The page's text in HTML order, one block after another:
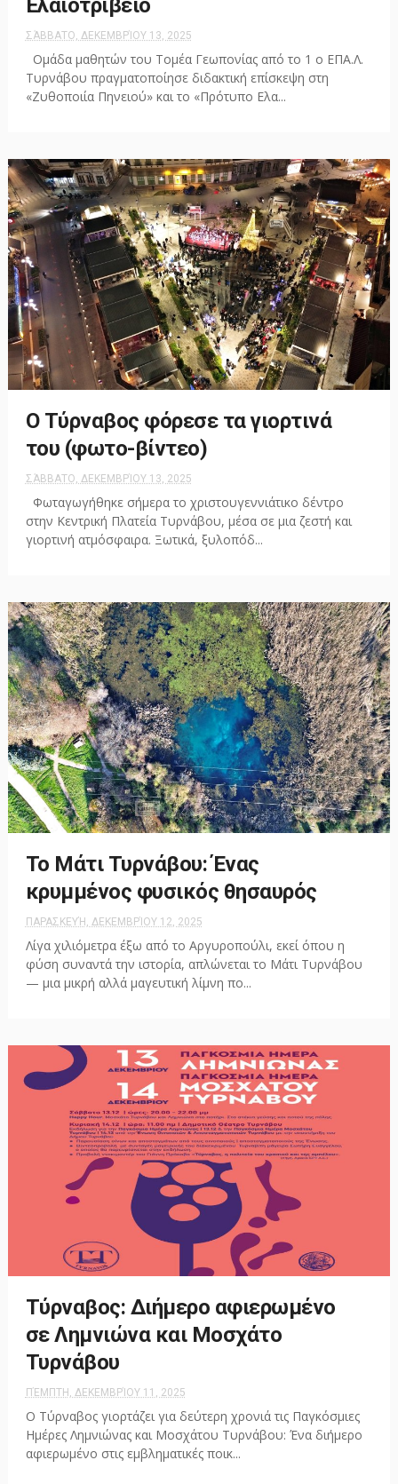
Ελαιοτριβείο
ΣΆΒΒΑΤΟ, ΔΕΚΕΜΒΡΊΟΥ 13, 2025
Ομάδα μαθητών του Τομέα Γεωπονίας από το 1 ο ΕΠΑ.Λ.
Τυρνάβου πραγματοποίησε διδακτική επίσκεψη στη
«Ζυθοποιία Πηνειού» και το «Πρότυπο Ελα...
Ο Τύρναβος φόρεσε τα γιορτινά
του (φωτο-βίντεο)
ΣΆΒΒΑΤΟ, ΔΕΚΕΜΒΡΊΟΥ 13, 2025
Φωταγωγήθηκε σήμερα το χριστουγεννιάτικο δέντρο
στην Κεντρική Πλατεία Τυρνάβου, μέσα σε μια ζεστή και
γιορτινή ατμόσφαιρα. Ξωτικά, ξυλοπόδ...
Το Μάτι Τυρνάβου: Ένας
κρυμμένος φυσικός θησαυρός
ΠΑΡΑΣΚΕΥΉ, ΔΕΚΕΜΒΡΊΟΥ 12, 2025
Λίγα χιλιόμετρα έξω από το Αργυροπούλι, εκεί όπου η
φύση συναντά την ιστορία, απλώνεται το Μάτι Τυρνάβου
— μια μικρή αλλά μαγευτική λίμνη πο...
Τύρναβος: Διήμερο αφιερωμένο
σε Λημνιώνα και Μοσχάτο
Τυρνάβου
ΠΈΜΠΤΗ, ΔΕΚΕΜΒΡΊΟΥ 11, 2025
Ο Τύρναβος γιορτάζει για δεύτερη χρονιά τις Παγκόσμιες
Ημέρες Λημνιώνας και Μοσχάτου Τυρνάβου: Ένα διήμερο
αφιερωμένο στις εμβληματικές ποικ...